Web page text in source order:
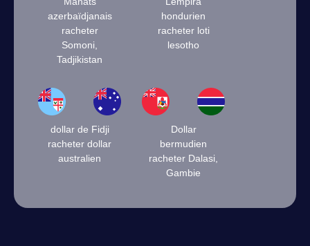
azerbaïdjanais
racheter
Somoni,
Tadjikistan
hondurien
racheter loti
lesotho
dollar de Fidji
racheter dollar
australien
Dollar
bermudien
racheter Dalasi,
Gambie